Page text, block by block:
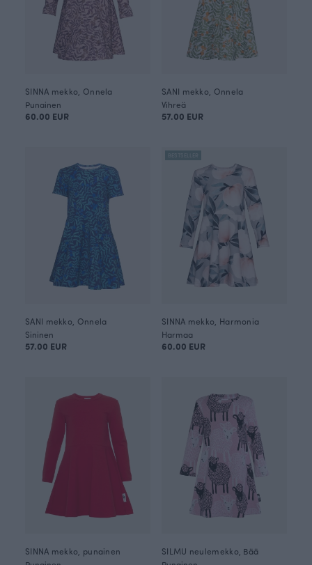
SINNA mekko, Onnela
Punainen
60.00 EUR
SANI mekko, Onnela
Vihreä
57.00 EUR
SANI mekko, Onnela
Sininen
57.00 EUR
BESTSELLER
SINNA mekko, Harmonia
Harmaa
60.00 EUR
SINNA mekko, punainen
SILMU neulemekko, Bää